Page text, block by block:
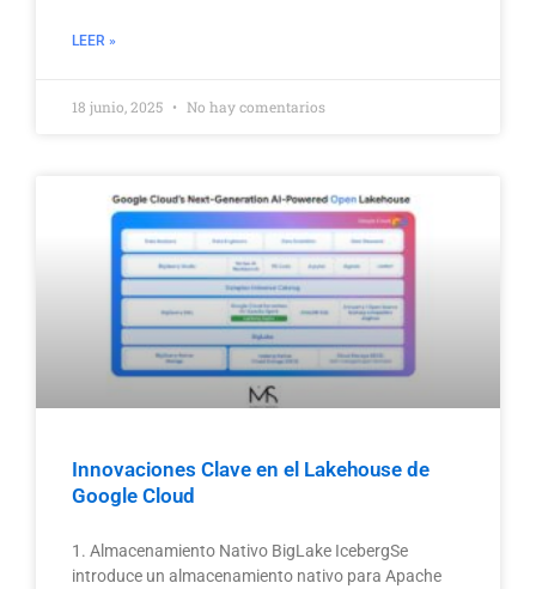
LEER »
18 junio, 2025 No hay comentarios
Innovaciones Clave en el Lakehouse de
Google Cloud
1. Almacenamiento Nativo BigLake IcebergSe
introduce un almacenamiento nativo para Apache